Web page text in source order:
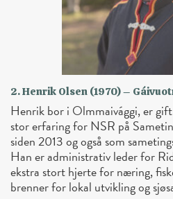
2. Henrik Olsen (1970) –
Henrik bor i Olmmaivággi, er
stor erfaring for NSR på
siden 2013 og også som
Han er administrativ leder for
ekstra stort hjerte for næring,
brenner for lokal utvikling og